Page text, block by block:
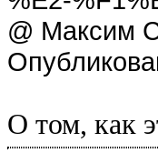
@ Максим
О том, как